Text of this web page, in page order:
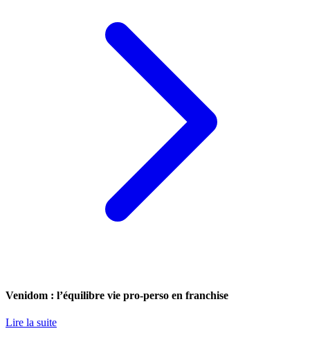
Venidom : l’équilibre vie pro-perso en franchise
Lire la suite